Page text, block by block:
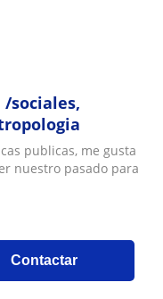
sociales,
publicas, me gusta
nuestro pasado para
Contactar